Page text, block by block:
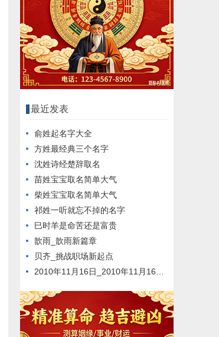
最近发表
俞姓起名字大全
方姓最经典三个名字
沈姓诗经楚辞取名
苗姓宝宝取名简单大气
柴姓宝宝取名简单大气
祁姓一听就忘不掉的名字
巳时羊是命苦还是富贵
歆雨_歆雨新篇章
贝齐_挑战职场新起点
2010年11月16日_2010年11月16日新闻回顾